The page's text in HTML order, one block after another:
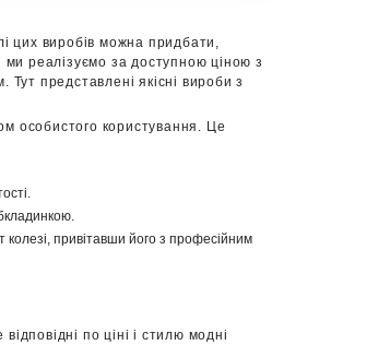
цих виробів можна придбати,
ми реалізуємо за доступною ціною з
представлені якісні вироби з
особистого користування. Це
привітавши його з професійним
по ціні і стилю модні